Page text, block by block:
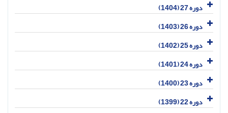
دوره 27 (1404)
دوره 26 (1403)
دوره 25 (1402)
دوره 24 (1401)
دوره 23 (1400)
دوره 22 (1399)